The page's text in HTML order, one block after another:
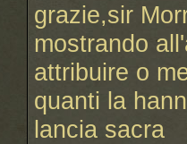
grazie,sir
mostrando
attribuire o
quanti la
lancia sacra